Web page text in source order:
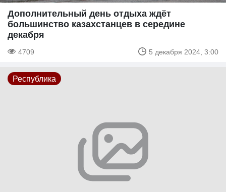
Дополнительный день отдыха ждёт
большинство казахстанцев в середине
декабря
4709 5 декабря 2024, 3:00
Республика